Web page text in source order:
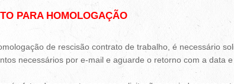
PARA HOMOLOGAÇÃO
de rescisão contrato de trabalho, é necessário
necessários por e-mail e aguarde o retorno com a data